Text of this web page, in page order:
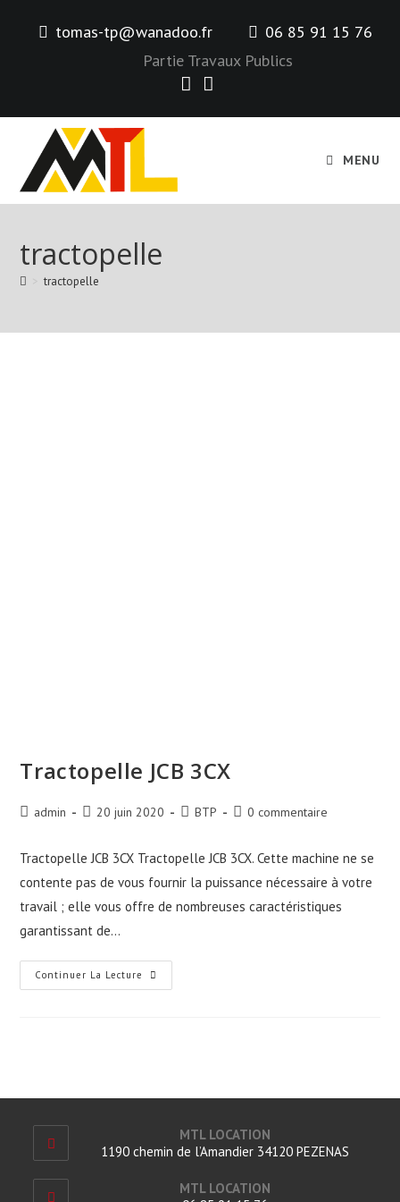
tomas-tp@wanadoo.fr
06 85 91 15 76
Partie Travaux Publics
MENU
tractopelle
tractopelle
Tractopelle JCB 3CX
Auteur/autrice
publication :
admin
Publication
20 juin 2020
PostBTP
Commentaires
publication :
0 commentaire
Tractopelle JCB 3CX Tractopelle JCB 3CX. Cette machine ne se
contente pas de vous fournir la puissance nécessaire à votre
travail ; elle vous offre de nombreuses caractéristiques
garantissant de…
Continuer La Lecture Tractopelle
JCB
MTL LOCATION
1190 chemin de l’Amandier 34120 PEZENAS
MTL LOCATION